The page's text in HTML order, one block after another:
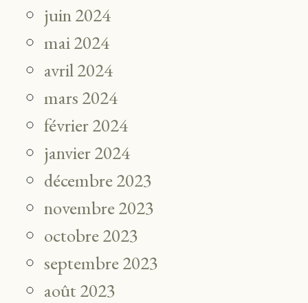
juin 2024
mai 2024
avril 2024
mars 2024
février 2024
janvier 2024
décembre 2023
novembre 2023
octobre 2023
septembre 2023
août 2023